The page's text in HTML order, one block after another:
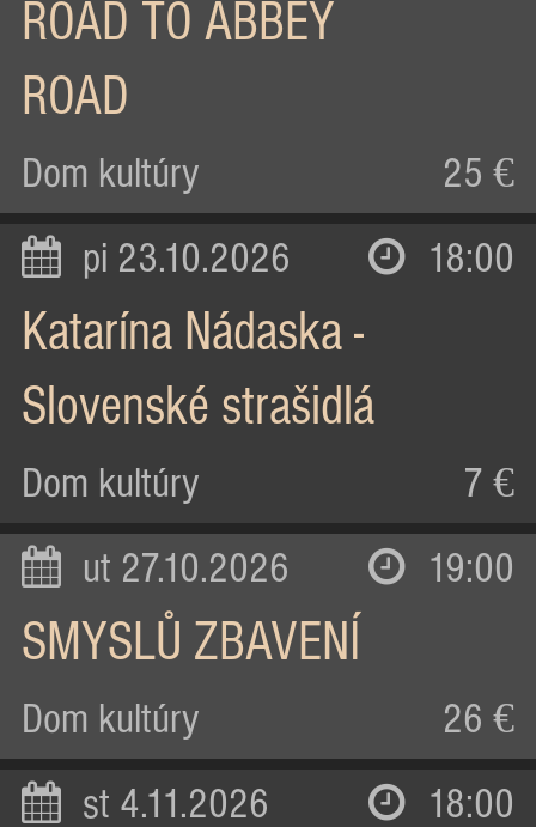
ROAD TO ABBEY
ROAD
Dom kultúry 25 €
pi 23.10.2026 18:00
Katarína Nádaska -
Slovenské strašidlá
Dom kultúry 7 €
ut 27.10.2026 19:00
SMYSLŮ ZBAVENÍ
Dom kultúry 26 €
st 4.11.2026 18:00